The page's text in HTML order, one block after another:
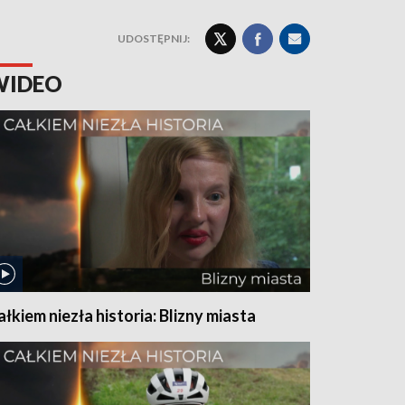
UDOSTĘPNIJ:
niezła historia: Blizny miasta